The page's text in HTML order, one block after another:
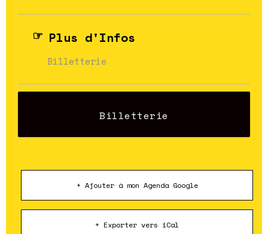
Plus d'Infos
Billetterie
Billetterie
+ Ajouter à mon Agenda Google
+ Exporter vers iCal